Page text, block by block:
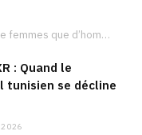
La Tunisie forme plus de femmes que d’hommes dans les filières scientifiques. Pourtant, pour beaucoup…
: Quand le
tunisien se décline
2026